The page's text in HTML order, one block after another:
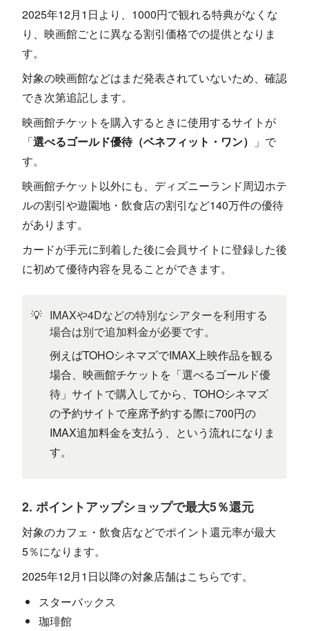
2025年12月1日より、1000円で観れる特典がなくな
り、映画館ごとに異なる割引価格での提供となりま
す。
対象の映画館などはまだ発表されていないため、確認
でき次第追記します。
映画館チケットを購入するときに使用するサイトが
「選べるゴールド優待（ベネフィット・ワン）
」で
す。
映画館チケット以外にも、ディズニーランド周辺ホテ
ルの割引や遊園地・飲食店の割引など140万件の優待
があります。
カードが手元に到着した後に会員サイトに登録した後
に初めて優待内容を見ることができます。
💡 IMAXや4Dなどの特別なシアターを利用する
場合は別で追加料金が必要です。
例えばTOHOシネマズでIMAX上映作品を観る
場合、映画館チケットを「選べるゴールド優
待」サイトで購入してから、TOHOシネマズ
の予約サイトで座席予約する際に700円の
IMAX追加料金を支払う、という流れになりま
す。
2. ポイントアップショップで最大5％還元
対象のカフェ・飲食店などでポイント還元率が最大
5％になります。
2025年12月1日以降の対象店舗はこちらです。
スターバックス
珈琲館